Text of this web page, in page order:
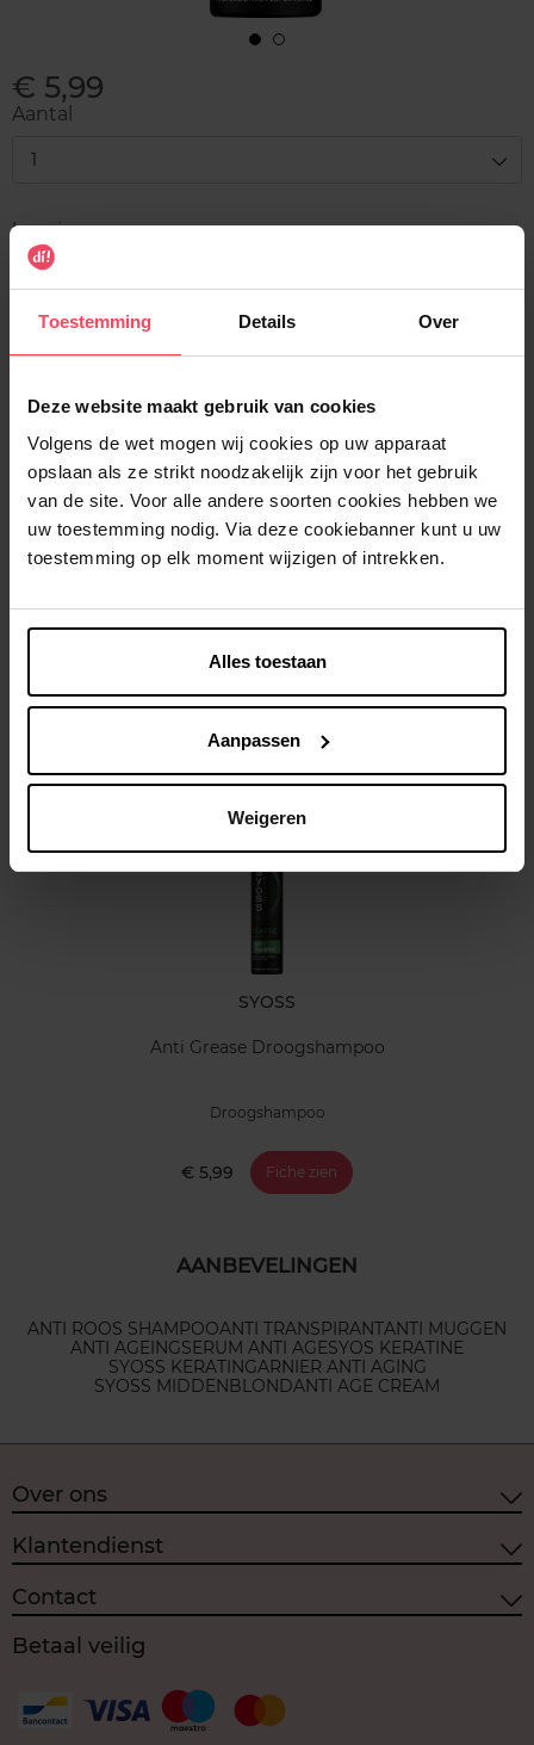
Toestemming Details Over
Deze website maakt gebruik van cookies
Volgens de wet mogen wij cookies op uw apparaat
opslaan als ze strikt noodzakelijk zijn voor het gebruik
van de site. Voor alle andere soorten cookies hebben we
uw toestemming nodig. Via deze cookiebanner kunt u uw
toestemming op elk moment wijzigen of intrekken.
Alles toestaan
Aanpassen
Weigeren
€ 5,99
Aantal
1
Levering
Voorradig
Gratis retour in je winkelpunt
Verzending binnen 24u
Nog iets vergeten ?
SYOSS
Anti Grease Droogshampoo
Droogshampoo
€ 5,99 Fiche zien
AANBEVELINGEN
ANTI ROOS SHAMPOOANTI TRANSPIRANTANTI MUGGEN
ANTI AGEINGSERUM ANTI AGESYOS KERATINE
SYOSS KERATINGARNIER ANTI AGING
SYOSS MIDDENBLONDANTI AGE CREAM
Over ons
Klantendienst
Contact
Betaal veilig